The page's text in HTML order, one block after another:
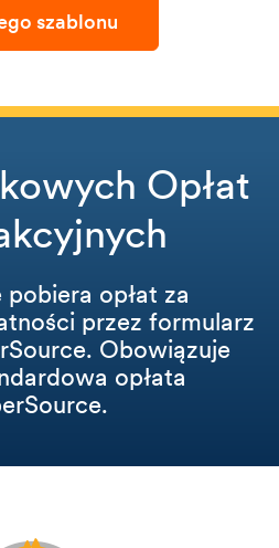
szablonu
Opłat
opłat za
przez formularz
Obowiązuje
opłata